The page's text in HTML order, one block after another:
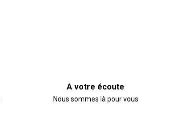
A votre écoute
Nous sommes là pour vous